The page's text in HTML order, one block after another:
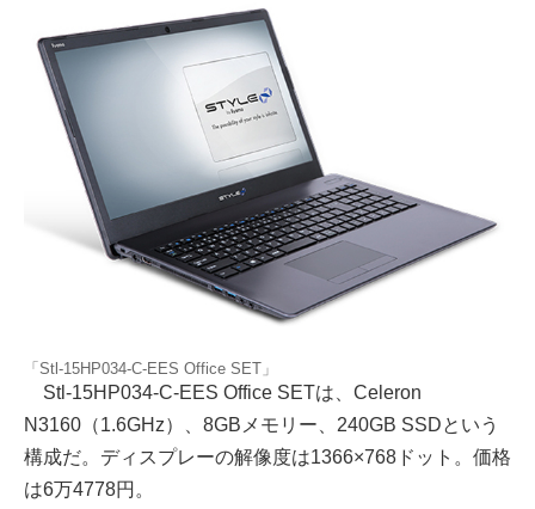
「Stl-15HP034-C-EES Office SET」
Stl-15HP034-C-EES Office SETは、Celeron
N3160（1.6GHz）、8GBメモリー、240GB SSDという
構成だ。ディスプレーの解像度は1366×768ドット。価格
は6万4778円。